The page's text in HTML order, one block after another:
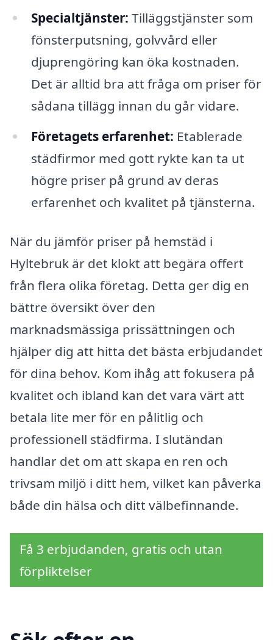
Specialtjänster: Tilläggstjänster som
fönsterputsning, golvvård eller
djuprengöring kan öka kostnaden.
Det är alltid bra att fråga om priser för
sådana tillägg innan du går vidare.
Företagets erfarenhet: Etablerade
städfirmor med gott rykte kan ta ut
högre priser på grund av deras
erfarenhet och kvalitet på tjänsterna.
När du jämför priser på hemstäd i
Hyltebruk är det klokt att begära offert
från flera olika företag. Detta ger dig en
bättre översikt över den
marknadsmässiga prissättningen och
hjälper dig att hitta det bästa erbjudandet
för dina behov. Kom ihåg att fokusera på
kvalitet och ibland kan det vara värt att
betala lite mer för en pålitlig och
professionell städfirma. I slutändan
handlar det om att skapa en ren och
trivsam miljö i ditt hem, vilket kan påverka
både din hälsa och ditt välbefinnande.
Få 3 erbjudanden, gratis och utan
förpliktelser